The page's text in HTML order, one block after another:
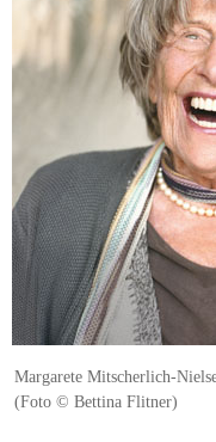
Margarete Mitscherlich-
(Foto © Bettina Flitner)